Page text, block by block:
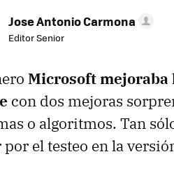
Jose Antonio Carmona
Editor Senior
Microsoft mejoraba
con dos mejoras
o algoritmos. Tan
por el testeo en la